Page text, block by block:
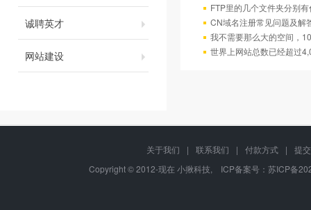
诚聘英才
网站建设
FTP里的几个文件夹分别
CN域名注册常见问题及解
我不需要那么大的空间，
世界上网站总数已经超过
关于我们 | 联系我们 | 付款方式 |
提
Copyright © 2012-现在 小揪科技, ICP备案号： 苏ICP备